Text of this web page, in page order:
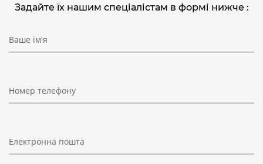
Задайте їх нашим спеціалістам в формі нижче :
Ваше ім'я
Номер телефону
Електронна пошта